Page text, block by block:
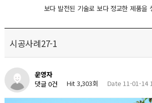
보다 발전된 기술로 보다 정교한 제품을
시공사례27-1
운영자
댓글 0건
Hit 3,303회 Date 11-01-14